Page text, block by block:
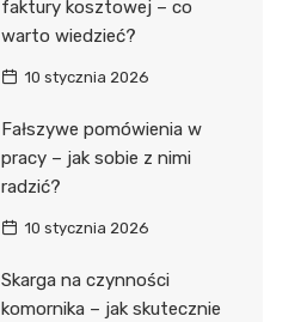
faktury kosztowej – co
warto wiedzieć?
10 stycznia 2026
Fałszywe pomówienia w
pracy – jak sobie z nimi
radzić?
10 stycznia 2026
Skarga na czynności
komornika – jak skutecznie